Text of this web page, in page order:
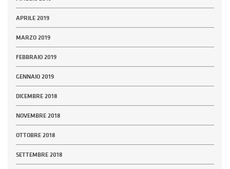
APRILE 2019
MARZO 2019
FEBBRAIO 2019
GENNAIO 2019
DICEMBRE 2018
NOVEMBRE 2018
OTTOBRE 2018
SETTEMBRE 2018